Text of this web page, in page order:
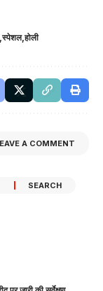
स्पेशल होली
A COMMENT